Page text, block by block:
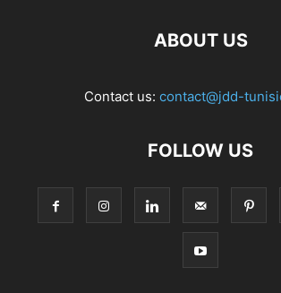
ABOUT US
Contact us: contact@jdd-
FOLLOW US